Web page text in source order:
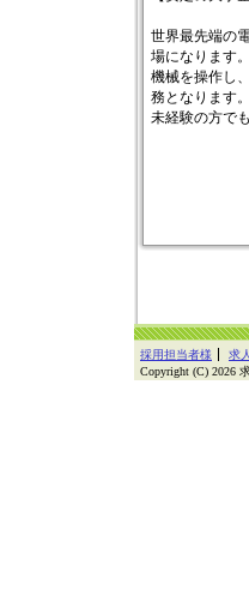
世界最先端の
場になります。
機械を操作し
務となります。
未経験の方で
採用担当者様 求
Copyright (C) 2026